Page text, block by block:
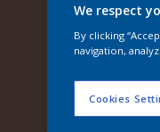
We respect
By clicking
navigation,
Cookies